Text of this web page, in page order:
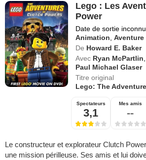
Lego : Les
Power
Date de sortie
Animation ,Aventure
De Howard E. Baker
Avec Ryan McPartlin
Paul Michael Glaser
Titre original
Lego: The
Spectateurs
3,1
Mes amis
--
Le constructeur et explorateur Clutch
une mission périlleuse. Ses amis et lui